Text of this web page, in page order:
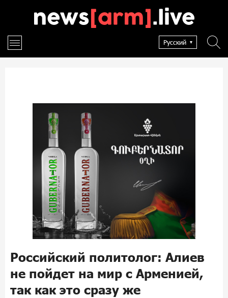
Русский
Российский политолог: Алиев
не пойдет на мир с Арменией,
так как это сразу же